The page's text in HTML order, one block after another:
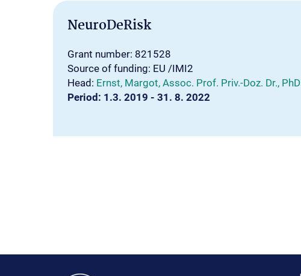
NeuroDeRisk
Grant number: 821528
Source of funding: EU /IMI2
Head: Ernst, Margot, Assoc. Prof. Priv.-Doz. Dr., PhD
Period: 1.3. 2019 - 31. 8. 2022